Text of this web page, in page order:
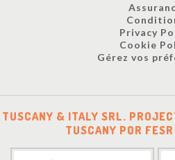
Privacy
Cookie
Gérez vos
TUSCANY & ITALY SRL.
TUSCANY POR